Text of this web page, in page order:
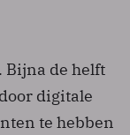
Bijna de helft
digitale
te hebben